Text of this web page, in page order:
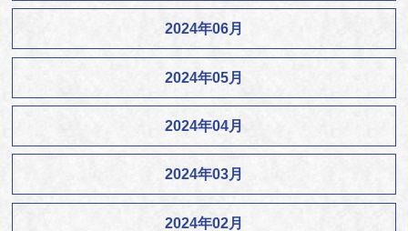
2024年06月
2024年05月
2024年04月
2024年03月
2024年02月